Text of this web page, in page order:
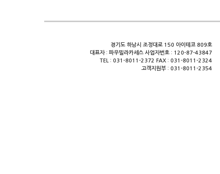
경기도 하남시 조정대로 150 아이테코 809호
대표자 : 파우빌라카세스 사업자번호 : 120-87-43847
TEL : 031-8011-2372 FAX : 031-8011-2324
고객지원부 : 031-8011-2354